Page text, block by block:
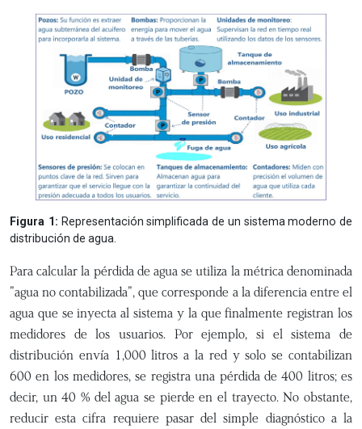
Figura 1: Representación simplificada de un sistema moderno de
distribución de agua.
Para calcular la pérdida de agua se utiliza la métrica denominada
"agua no contabilizada", que corresponde a la diferencia entre el
agua que se inyecta al sistema y la que finalmente registran los
medidores de los usuarios. Por ejemplo, si el sistema de
distribución envía 1,000 litros a la red y solo se contabilizan
600 en los medidores, se registra una pérdida de 400 litros; es
decir, un 40 % del agua se pierde en el trayecto. No obstante,
reducir esta cifra requiere pasar del simple diagnóstico a la